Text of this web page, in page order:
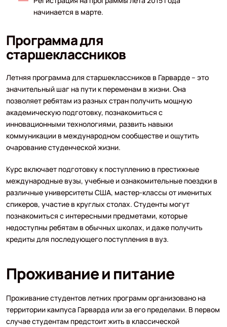
начинается в марте.
Программа для
старшеклассников
Летняя программа для старшеклассников в Гарварде – это
значительный шаг на пути к переменам в жизни. Она
позволяет ребятам из разных стран получить мощную
академическую подготовку, познакомиться с
инновационными технологиями, развить навыки
коммуникации в международном сообществе и ощутить
очарование студенческой жизни.
Курс включает подготовку к поступлению в престижные
международные вузы, учебные и ознакомительные поездки в
различные университеты США, мастер-классы от именитых
спикеров, участие в круглых столах. Студенты могут
познакомиться с интересными предметами, которые
недоступны ребятам в обычных школах, и даже получить
кредиты для последующего поступления в вуз.
Проживание и питание
Проживание студентов летних программ организовано на
территории кампуса Гарварда или за его пределами. В первом
случае студентам предстоит жить в классической